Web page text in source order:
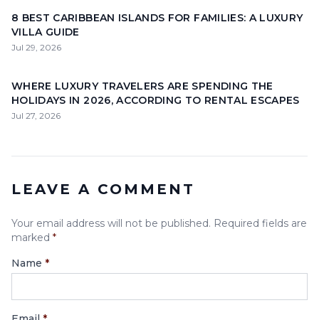
8 BEST CARIBBEAN ISLANDS FOR FAMILIES: A LUXURY
VILLA GUIDE
Jul 29, 2026
WHERE LUXURY TRAVELERS ARE SPENDING THE
HOLIDAYS IN 2026, ACCORDING TO RENTAL ESCAPES
Jul 27, 2026
LEAVE A COMMENT
Your email address will not be published. Required fields are
marked *
Name *